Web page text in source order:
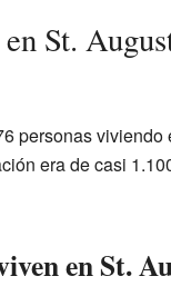
St.
personas viviendo
era de casi
en St.